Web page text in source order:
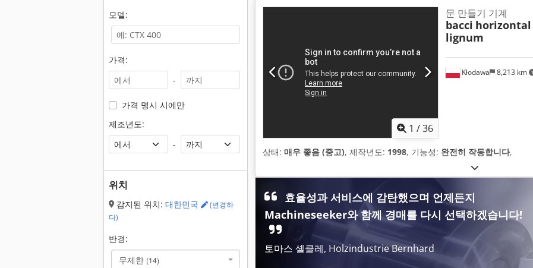
모델:
가격:
-
가격 명시 시에만
제조년도:
-
위치
감지된 위치: 대한민국
(변경하
다)
반경:
무제한 (14)
1 /36
Kłodawa 8,213 km
문 만들기 기계
bacci
lignum
상태: 매우 좋음 (중고), 제작년도: 1998, 기능성: 완전히 작동합니다,
효율성과 서비스에 감탄했으며 언제든지
Machineseeker와 함께 경매를 다시 선택하겠습니다!
토마스 셸클레, Holzindustrie Bernhard